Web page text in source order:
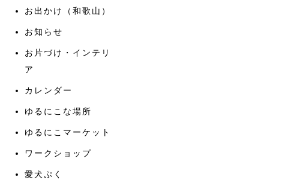
お出かけ（和歌山）
お知らせ
お片づけ・インテリ
ア
カレンダー
ゆるにこな場所
ゆるにこマーケット
ワークショップ
愛犬ぷく